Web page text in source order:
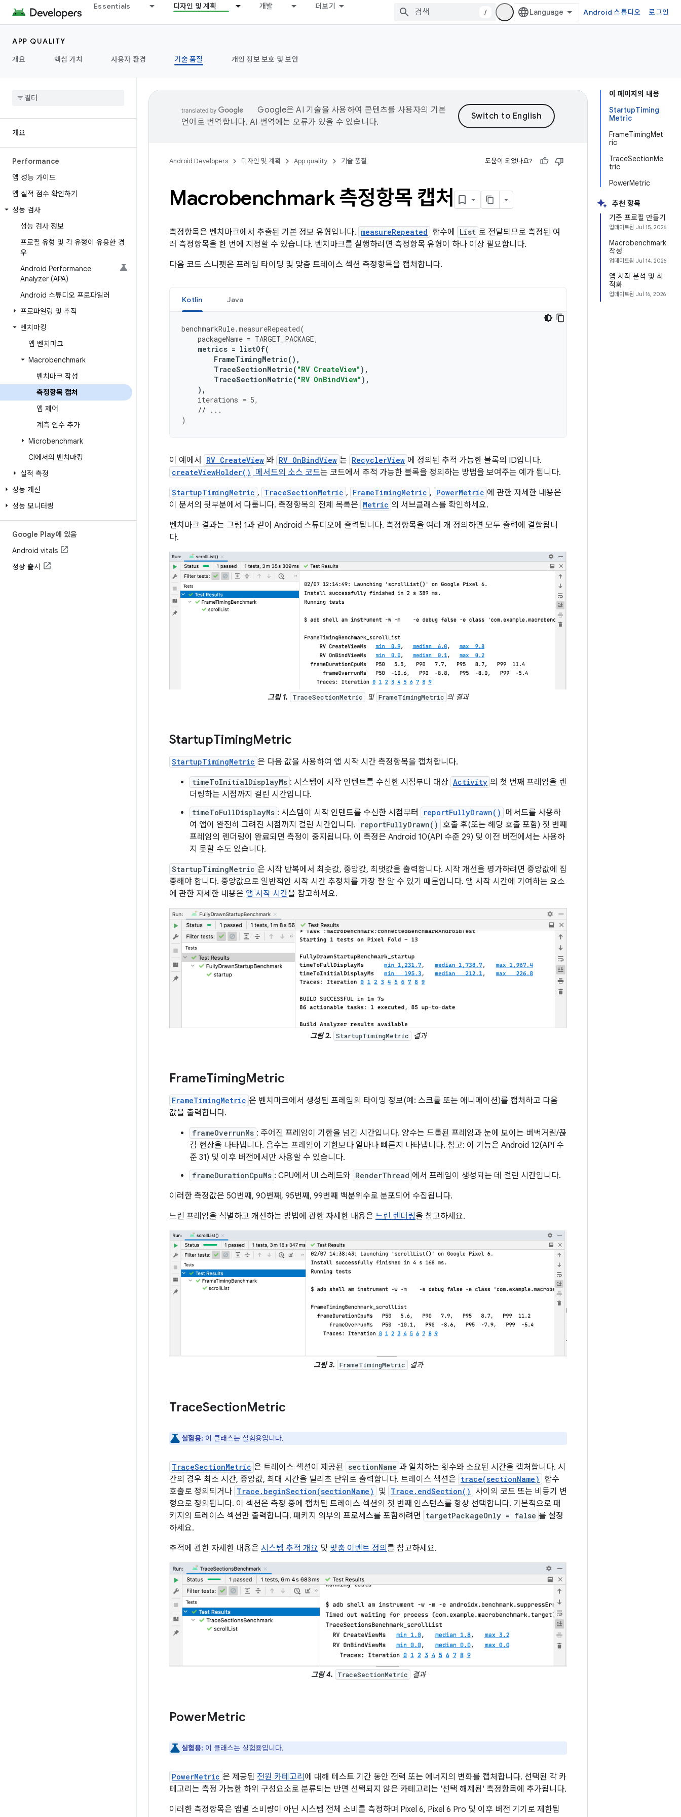
Essentials 디자인 및 계획 개발 더보기
/ Android 스튜디오 로그인
APP QUALITY
개요
핵심 가치 사용자 환경 기술 품질 개인 정보 보호 및 보안
개요
Performance
앱 성능 가이드
앱 실적 점수 확인하기
성능 검사
성능 검사 정보
프로필 유형 및 각 유형이 유용한 경
우
Android Performance
Analyzer (APA)
Android 스튜디오 프로파일러
프로파일링 및 추적
벤치마킹
앱 벤치마크
Macrobenchmark
벤치마크 작성
측정항목 캡처
앱 제어
계측 인수 추가
Microbenchmark
CI에서의 벤치마킹
실적 측정
성능 개선
성능 모니터링
Google Play에 있음
Android vitals
정상 출시
이 페이지의 내용
StartupTiming
Metric
FrameTimingMet
ric
TraceSectionMe
tric
PowerMetric
추천 항목
기준 프로필 만들기
업데이트됨 Jul 15, 2026
Macrobenchmark
작성
업데이트됨 Jul 14, 2026
앱 시작 분석 및 최
적화
업데이트됨 Jul 16, 2026
Google은 AI 기술을 사용하여 콘텐츠를 사용자의 기본
언어로 번역합니다. AI 번역에는 오류가 있을 수 있습니다.
Android Developers 디자인 및 계획 App quality 기술 품질 도움이 되었나요?
Macrobenchmark 측정항목 캡처
측정항목은 벤치마크에서 추출된 기본 정보 유형입니다. measureRepeated 함수에 List 로 전달되므로 측정된 여
러 측정항목을 한 번에 지정할 수 있습니다. 벤치마크를 실행하려면 측정항목 유형이 하나 이상 필요합니다.
다음 코드 스니펫은 프레임 타이밍 및 맞춤 트레이스 섹션 측정항목을 캡처합니다.
Kotlin Java
benchmarkRule.measureRepeated(
packageName = TARGET_PACKAGE,
metrics = listOf(
FrameTimingMetric(),
TraceSectionMetric( "RV CreateView" ),
TraceSectionMetric( "RV OnBindView" ),
),
iterations = 5,
// ...
)
이 예에서 RV CreateView 와 RV OnBindView 는 RecyclerView 에 정의된 추적 가능한 블록의 ID입니다.
createViewHolder() 메서드의 소스 코드는 코드에서 추적 가능한 블록을 정의하는 방법을 보여주는 예가 됩니다.
StartupTimingMetric , TraceSectionMetric , FrameTimingMetric , PowerMetric 에 관한 자세한 내용은
이 문서의 뒷부분에서 다룹니다. 측정항목의 전체 목록은 Metric 의 서브클래스를 확인하세요.
벤치마크 결과는 그림 1과 같이 Android 스튜디오에 출력됩니다. 측정항목을 여러 개 정의하면 모두 출력에 결합됩니
다.
그림 1. TraceSectionMetric 및 FrameTimingMetric 의 결과
StartupTimingMetric
StartupTimingMetric 은 다음 값을 사용하여 앱 시작 시간 측정항목을 캡처합니다.
timeToInitialDisplayMs : 시스템이 시작 인텐트를 수신한 시점부터 대상 Activity 의 첫 번째 프레임을 렌
더링하는 시점까지 걸린 시간입니다.
timeToFullDisplayMs : 시스템이 시작 인텐트를 수신한 시점부터 reportFullyDrawn()
메서드를 사용하
여 앱이 완전히 그려진 시점까지 걸린 시간입니다.
reportFullyDrawn()
호출 후(또는 해당 호출 포함) 첫 번째
프레임의 렌더링이 완료되면 측정이 중지됩니다. 이 측정은 Android 10(API 수준 29) 및 이전 버전에서는 사용하
지 못할 수도 있습니다.
StartupTimingMetric 은 시작 반복에서 최솟값, 중앙값, 최댓값을 출력합니다. 시작 개선을 평가하려면 중앙값에 집
중해야 합니다. 중앙값으로 일반적인 시작 시간 추정치를 가장 잘 알 수 있기 때문입니다. 앱 시작 시간에 기여하는 요소
에 관한 자세한 내용은 앱 시작 시간을 참고하세요.
그림 2. StartupTimingMetric 결과
FrameTimingMetric
FrameTimingMetric 은 벤치마크에서 생성된 프레임의 타이밍 정보(예: 스크롤 또는 애니메이션)를 캡처하고 다음
값을 출력합니다.
frameOverrunMs : 주어진 프레임이 기한을 넘긴 시간입니다. 양수는 드롭된 프레임과 눈에 보이는 버벅거림/끊
김 현상을 나타냅니다. 음수는 프레임이 기한보다 얼마나 빠른지 나타냅니다. 참고: 이 기능은 Android 12(API 수
준 31) 및 이후 버전에서만 사용할 수 있습니다.
frameDurationCpuMs : CPU에서 UI 스레드와 RenderThread 에서 프레임이 생성되는 데 걸린 시간입니다.
이러한 측정값은 50번째, 90번째, 95번째, 99번째 백분위수로 분포되어 수집됩니다.
느린 프레임을 식별하고 개선하는 방법에 관한 자세한 내용은 느린 렌더링을 참고하세요.
그림 3. FrameTimingMetric 결과
TraceSectionMetric
실험용: 이 클래스는 실험용입니다.
TraceSectionMetric 은 트레이스 섹션이 제공된 sectionName 과 일치하는 횟수와 소요된 시간을 캡처합니다. 시
간의 경우 최소 시간, 중앙값, 최대 시간을 밀리초 단위로 출력합니다. 트레이스 섹션은 trace(sectionName)
함수
호출로 정의되거나 Trace.beginSection(sectionName) 및 Trace.endSection()
사이의 코드 또는 비동기 변
형으로 정의됩니다. 이 섹션은 측정 중에 캡처된 트레이스 섹션의 첫 번째 인스턴스를 항상 선택합니다. 기본적으로 패
키지의 트레이스 섹션만 출력합니다. 패키지 외부의 프로세스를 포함하려면
targetPackageOnly = false 를 설정
하세요.
추적에 관한 자세한 내용은 시스템 추적 개요 및 맞춤 이벤트 정의 를 참고하세요.
그림 4. TraceSectionMetric 결과
PowerMetric
실험용: 이 클래스는 실험용입니다.
PowerMetric 은 제공된 전원 카테고리 에 대해 테스트 기간 동안 전력 또는 에너지의 변화를 캡처합니다. 선택된 각 카
테고리는 측정 가능한 하위 구성요소로 분류되는 반면 선택되지 않은 카테고리는 '선택 해제됨' 측정항목에 추가됩니다.
이러한 측정항목은 앱별 소비량이 아닌 시스템 전체 소비를 측정하며 Pixel 6, Pixel 6 Pro 및 이후 버전 기기로 제한됩